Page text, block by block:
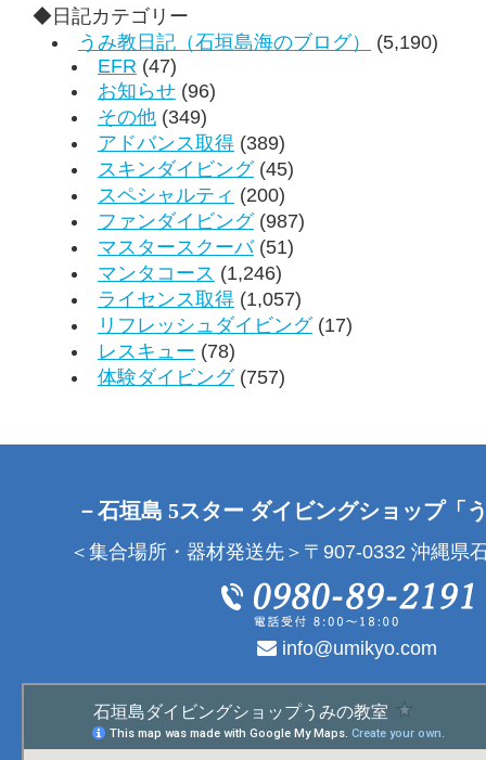
◆日記カテゴリー
うみ教日記（石垣島海のブログ）
(5,190)
EFR (47)
お知らせ (96)
その他 (349)
アドバンス取得 (389)
スキンダイビング(45)
スペシャルティ (200)
ファンダイビング(987)
マスタースクーバ(51)
マンタコース (1,246)
ライセンス取得 (1,057)
リフレッシュダイビング(17)
レスキュー (78)
体験ダイビング(757)
－石垣島 5スター ダイビングショップ「
＜集合場所・器材発送先＞〒907-0332 沖縄県
info@umikyo.com